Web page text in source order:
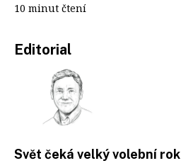
10 minut čtení
Editorial
Svět čeká velký volební rok